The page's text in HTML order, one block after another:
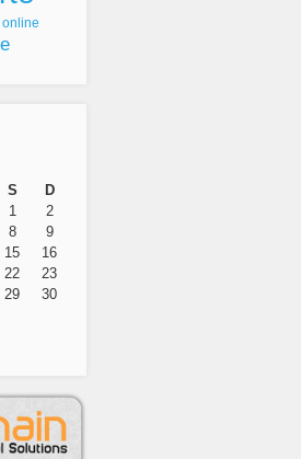
S D
1
2
8
9
15
16
22
23
29
30